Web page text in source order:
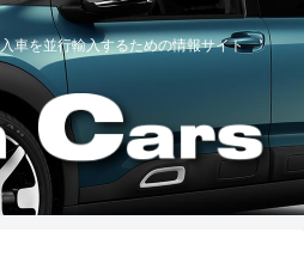
車を並行輸入するための情報サイト